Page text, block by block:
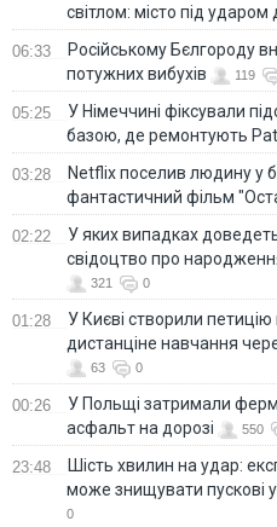
світлом: місто під ударом
06:33
Російському Бєлгороду
потужних вибухів
119
05:25
У Німеччині фіксували
базою, де ремонтують
03:28
Netflix поселив людину у
фантастичний фільм
02:22
У яких випадках
свідоцтво про
321 0
01:28
У Києві створили
дистанціне навчання
63 0
00:26
У Польщі затримали
асфальт на дорозі
550
23:48
Шість хвилин на удар:
може знищувати пускові
0